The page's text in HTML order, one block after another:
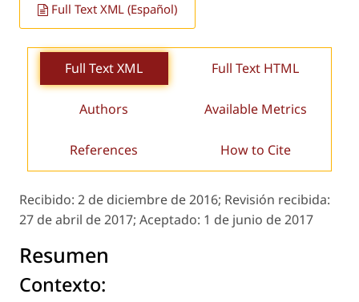
Full Text XML (Español)
Full Text XML Full Text HTML
Authors Available Metrics
References How to Cite
Recibido: 2 de diciembre de 2016; Revisión recibida:
27 de abril de 2017; Aceptado: 1 de junio de 2017
Resumen
Contexto: